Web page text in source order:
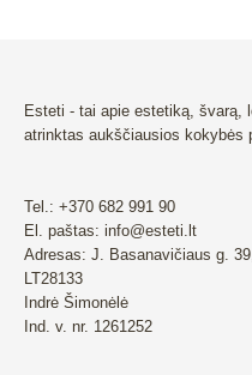
Esteti - tai apie estetiką, švarą,
atrinktas aukščiausios kokybės
Tel.: +370 682 991 90
El. paštas: info@esteti.lt
Adresas: J. Basanavičiaus g.
LT28133
Indrė Šimonėlė
Ind. v. nr. 1261252